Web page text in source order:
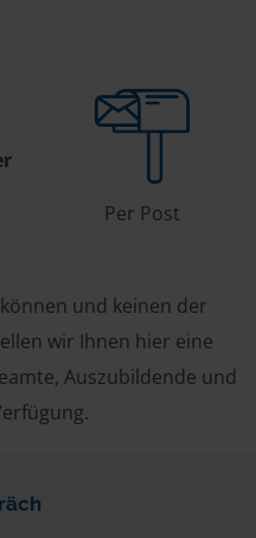
Per Post
und keinen der
wir Ihnen hier eine
Auszubildende und